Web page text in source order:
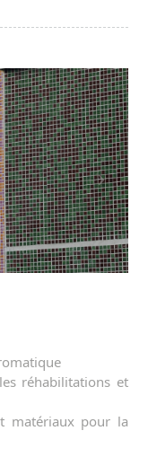
réhabilitations et
matériaux pour la